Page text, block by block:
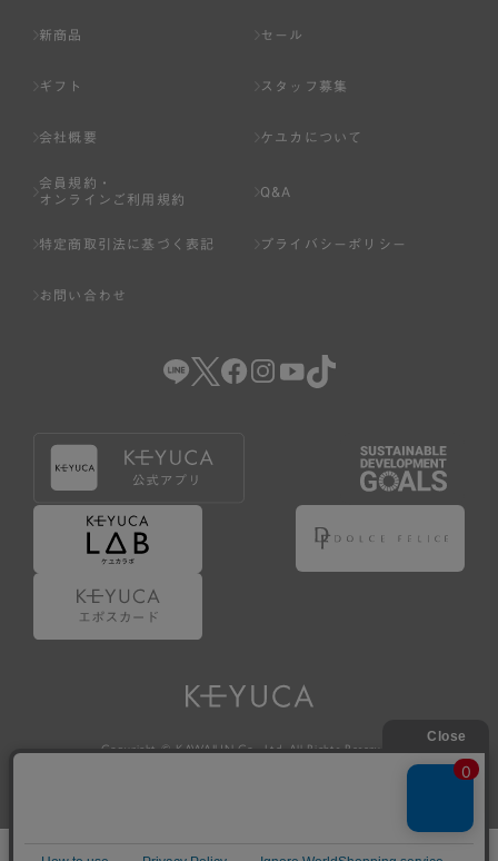
新商品 セール
ギフト スタッフ募集
会社概要 ケユカについて
会員規約・
オンラインご利用規約
Q&A
特定商取引法に基づく表記 プライバシーポリシー
お問い合わせ
Copyright © KAWAJUN Co., Ltd. All Rights Reserved.